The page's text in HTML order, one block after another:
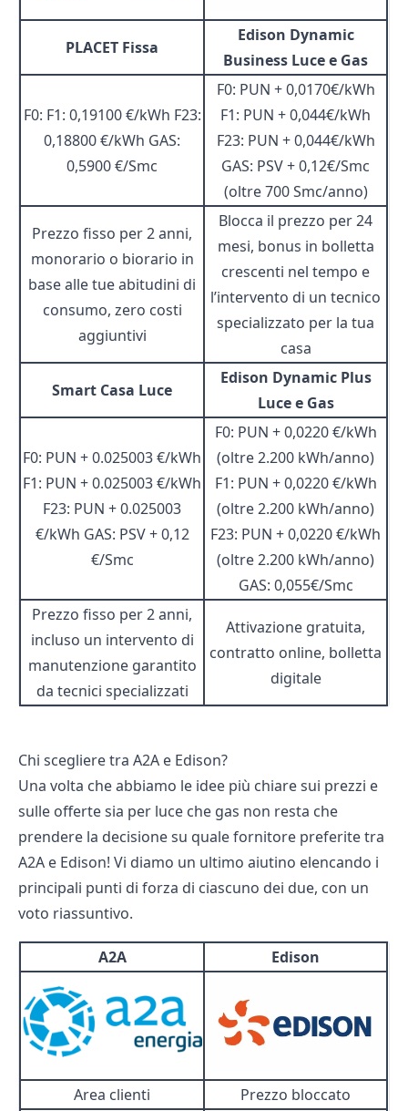
PLACET Fissa
Edison Dynamic
Business Luce e Gas
F0: F1: 0,19100 €/kWh F23:
0,18800 €/kWh GAS:
0,5900 €/Smc
F0: PUN + 0,0170€/kWh
F1: PUN + 0,044€/kWh
F23: PUN + 0,044€/kWh
GAS: PSV + 0,12€/Smc
(oltre 700 Smc/anno)
Prezzo fisso per 2 anni,
monorario o biorario in
base alle tue abitudini di
consumo, zero costi
aggiuntivi
Blocca il prezzo per 24
mesi, bonus in bolletta
crescenti nel tempo e
l’intervento di un tecnico
specializzato per la tua
casa
Smart Casa Luce
Edison Dynamic Plus
Luce e Gas
F0: PUN + 0.025003 €/kWh
F1: PUN + 0.025003 €/kWh
F23: PUN + 0.025003
€/kWh GAS: PSV + 0,12
€/Smc
F0: PUN + 0,0220 €/kWh
(oltre 2.200 kWh/anno)
F1: PUN + 0,0220 €/kWh
(oltre 2.200 kWh/anno)
F23: PUN + 0,0220 €/kWh
(oltre 2.200 kWh/anno)
GAS: 0,055€/Smc
Prezzo fisso per 2 anni,
incluso un intervento di
manutenzione garantito
da tecnici specializzati
Attivazione gratuita,
contratto online, bolletta
digitale
Chi scegliere tra A2A e Edison?
Una volta che abbiamo le idee più chiare sui prezzi e
sulle offerte sia per luce che gas non resta che
prendere la decisione su quale fornitore preferite tra
A2A e Edison! Vi diamo un ultimo aiutino elencando i
principali punti di forza di ciascuno dei due, con un
voto riassuntivo.
A2A Edison
Area clienti
Prezzo bloccato